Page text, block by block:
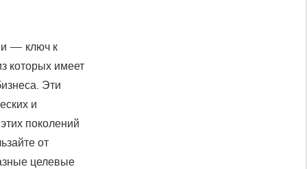
— ключ к
которых имеет
Эти
и
поколений
от
целевые